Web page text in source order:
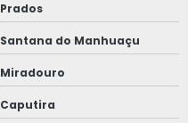
Prados
Santana do Manhuaçu
Miradouro
Caputira